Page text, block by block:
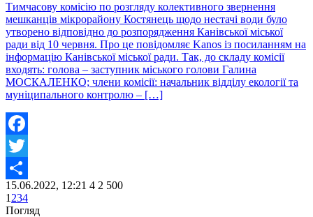
Тимчасову комісію по розгляду колективного звернення
мешканців мікрорайону Костянець щодо нестачі води було
утворено відповідно до розпорядження Канівської міської
ради від 10 червня. Про це повідомляє Kanos із посиланням на
інформацію Канівської міської ради. Так, до складу комісії
входять: голова – заступник міського голови Галина
МОСКАЛЕНКО; члени комісії: начальник відділу екології та
муніципального контролю – […]
Facebook
Twitter
Share
15.06.2022, 12:21 4 2 500
1 234
Погляд